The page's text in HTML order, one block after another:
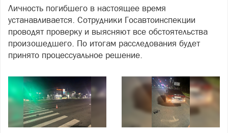
Личность погибшего в настоящее время
устанавливается. Сотрудники Госавтоинспекции
проводят проверку и выясняют все обстоятельства
произошедшего. По итогам расследования будет
принято процессуальное решение.